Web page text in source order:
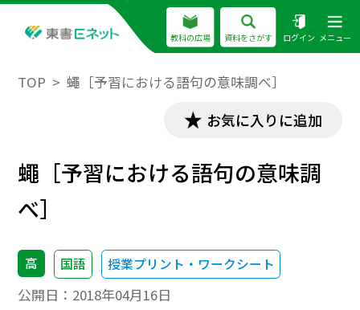
教科の広場 資料をさがす ログイン メニュー
TOP 蠅［予習における語句の意味調べ］
お気に入りに追加
蠅［予習における語句の意味調
べ］
高 国語 授業プリント・ワークシート
公開日： 2018年04月16日